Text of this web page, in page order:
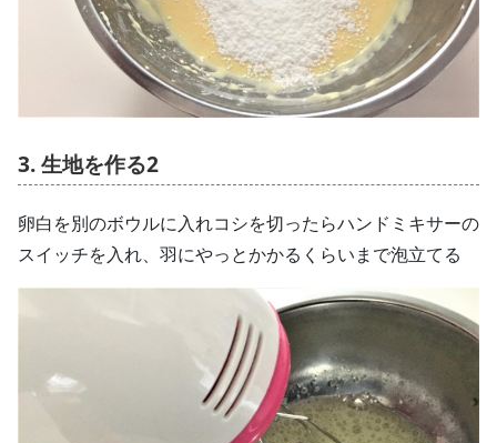
3. 生地を作る2
卵白を別のボウルに入れコシを切ったらハンドミキサーの
スイッチを入れ、羽にやっとかかるくらいまで泡立てる